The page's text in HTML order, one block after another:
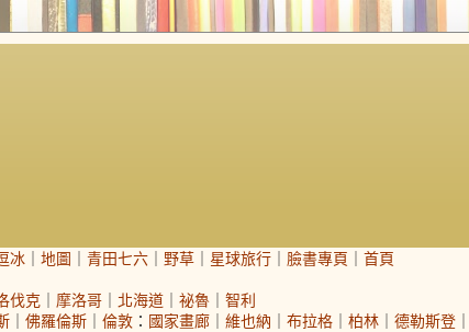
冰 ｜ 地圖 ｜ 青田七六 ｜ 野草 ｜ 星球旅行 ｜ 臉書專頁 ｜ 首頁
伐克 ｜ 摩洛哥 ｜ 北海道 ｜ 祕魯 ｜ 智利
｜ 佛羅倫斯 ｜ 倫敦 ： 國家畫廊 ｜ 維也納 ｜ 布拉格 ｜ 柏林 ｜ 德勒斯登 ｜